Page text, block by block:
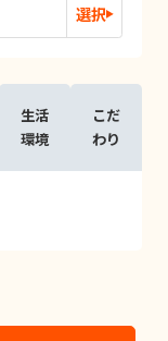
選択
生活
環境
こだ
わり